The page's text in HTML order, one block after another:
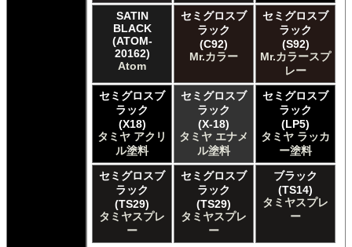
ガイアノーツ ガイアカラー
タミヤ タミヤ アクリル塗料
タミヤ タミヤ アクリル塗料 (フラット)
タミヤ タミヤ エアーモデルスプレー
タミヤ タミヤ エナメル塗料
タミヤ タミヤ トップコート/サーフェイサー/プライマー
タミヤ タミヤ ラッカー塗料
タミヤ タミヤスプレー
タミヤ タミヤスプレー
タミヤ タミヤスプレーAS
ＧＳＩクレオス Master Series Paints Pathfinder
ＧＳＩクレオス Mr.カラー
ＧＳＩクレオス Mr.カラー GX
ＧＳＩクレオス Mr.カラー 色ノ源
SATIN
BLACK
(ATOM-
20162)
Atom
セミグロスブ
ラック
(C92)
Mr.カラー
セミグロスブ
ラック
(S92)
Mr.カラースプ
レー
セミグロスブ
ラック
(X18)
タミヤ アクリ
ル塗料
セミグロスブ
ラック
(X-18)
タミヤ エナメ
ル塗料
セミグロスブ
ラック
(LP5)
タミヤ ラッカ
ー塗料
セミグロスブ
ラック
(TS29)
タミヤスプレ
ー
セミグロスブ
ラック
(TS29)
タミヤスプレ
ー
ブラック
(TS14)
タミヤスプレ
ー